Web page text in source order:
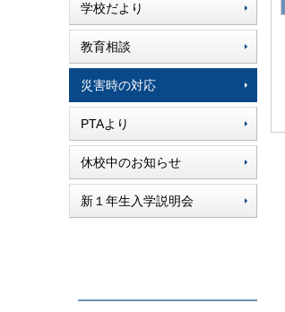
学校だより
教育相談
災害時の対応
PTAより
休校中のお知らせ
新１年生入学説明会